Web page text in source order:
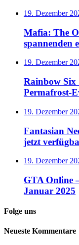
19. Dezember
Mafia: The
spannenden
19. Dezember
Rainbow Six
Permafrost-
19. Dezember
Fantasian
jetzt
19. Dezember
GTA Online
Januar 2025
Folge uns
Neueste Kommentare